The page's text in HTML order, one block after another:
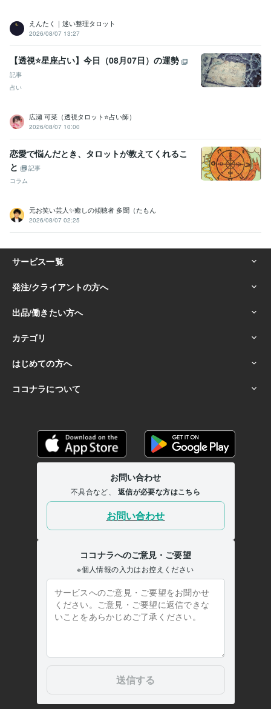
えんたく｜迷い整理タロット
2026/08/07 13:27
【透視⭐️星座占い】今日（08月07日）の運勢
記事
占い
広瀬 可菜（透視タロット⭐占い師）
2026/08/07 10:00
恋愛で悩んだとき、タロットが教えてくれるこ
と
記事
コラム
元お笑い芸人✨癒しの傾聴者 多聞（たもん
2026/08/07 02:25